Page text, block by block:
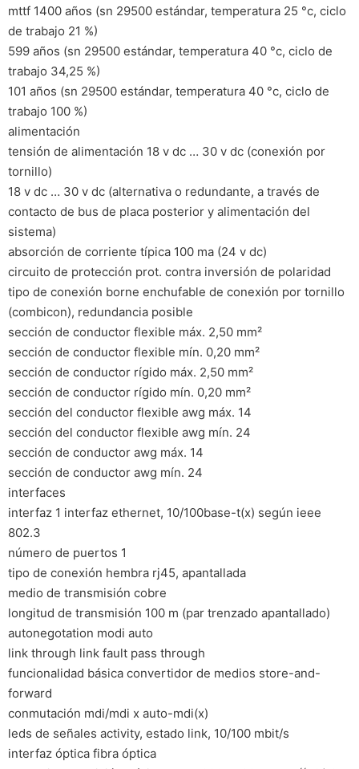
mttf 1400 años (sn 29500 estándar, temperatura 25 °c, ciclo
de trabajo 21 %)
599 años (sn 29500 estándar, temperatura 40 °c, ciclo de
trabajo 34,25 %)
101 años (sn 29500 estándar, temperatura 40 °c, ciclo de
trabajo 100 %)
alimentación
tensión de alimentación 18 v dc … 30 v dc (conexión por
tornillo)
18 v dc … 30 v dc (alternativa o redundante, a través de
contacto de bus de placa posterior y alimentación del
sistema)
absorción de corriente típica 100 ma (24 v dc)
circuito de protección prot. contra inversión de polaridad
tipo de conexión borne enchufable de conexión por tornillo
(combicon), redundancia posible
sección de conductor flexible máx. 2,50 mm²
sección de conductor flexible mín. 0,20 mm²
sección de conductor rígido máx. 2,50 mm²
sección de conductor rígido mín. 0,20 mm²
sección del conductor flexible awg máx. 14
sección del conductor flexible awg mín. 24
sección de conductor awg máx. 14
sección de conductor awg mín. 24
interfaces
interfaz 1 interfaz ethernet, 10/100base-t(x) según ieee
802.3
número de puertos 1
tipo de conexión hembra rj45, apantallada
medio de transmisión cobre
longitud de transmisión 100 m (par trenzado apantallado)
autonegotation modi auto
link through link fault pass through
funcionalidad básica convertidor de medios store-and-
forward
conmutación mdi/mdi x auto-mdi(x)
leds de señales activity, estado link, 10/100 mbit/s
interfaz óptica fibra óptica